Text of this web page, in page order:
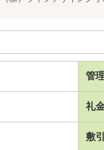
管
礼
敷